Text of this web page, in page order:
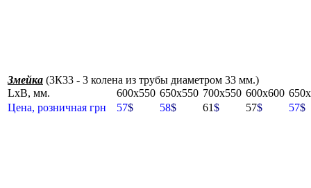
Змейка (3К33 - 3 колена из трубы диаметром 33 мм.)
LxB, мм.
600x550 650x550 700x550 600x600
Цена, розничная грн
57$ 58$ 61$ 57$ 57$